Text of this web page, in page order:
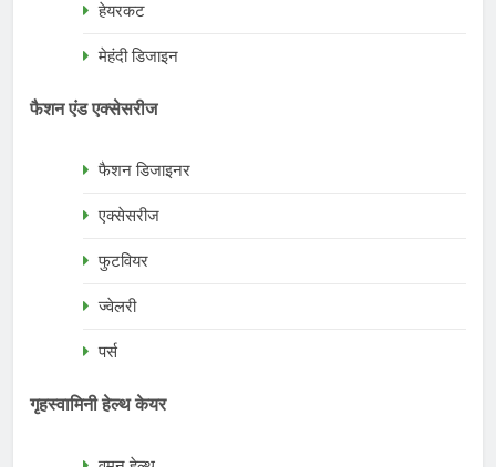
हेयरकट
मेहंदी डिजाइन
फैशन एंड एक्सेसरीज
फैशन डिजाइनर
एक्सेसरीज
फुटवियर
ज्वेलरी
पर्स
गृहस्वामिनी हेल्थ केयर